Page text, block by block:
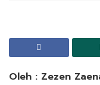
Oleh : Zezen